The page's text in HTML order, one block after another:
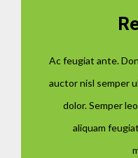
Ac feugiat ante.
auctor nisl semper
dolor. Semper
aliquam